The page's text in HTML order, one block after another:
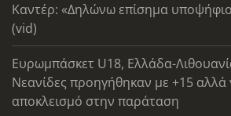
Καντέρ: «Δηλώνω επίσημα
(vid)
Ευρωμπάσκετ U18, Ελλάδα-
Νεανίδες προηγήθηκαν με +15 αλλά
αποκλεισμό στην παράταση